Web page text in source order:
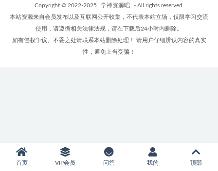
Copyright © 2022-2025 学神资源吧
- All rights reserved.
本站资源来自会员发布以及互联网公开收集，不代表本站立场，仅限学习交流
使用，请遵循相关法律法规，请在下载后24小时内删除。
如有侵权争议、不妥之处请联系本站删除处理！ 请用户仔细辨认内容的真实
性，避免上当受骗！
首页 VIP会员 问答 我的 顶部